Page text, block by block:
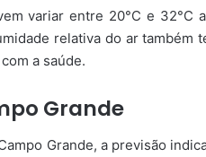
variar entre 20°C e 32°C
relativa do ar também
a saúde.
Grande
Grande, a previsão